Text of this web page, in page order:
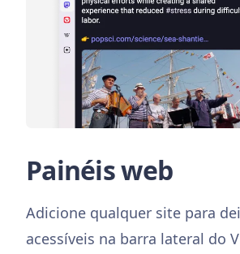
Painéis web
Adicione qualquer site para
acessíveis na barra lateral do